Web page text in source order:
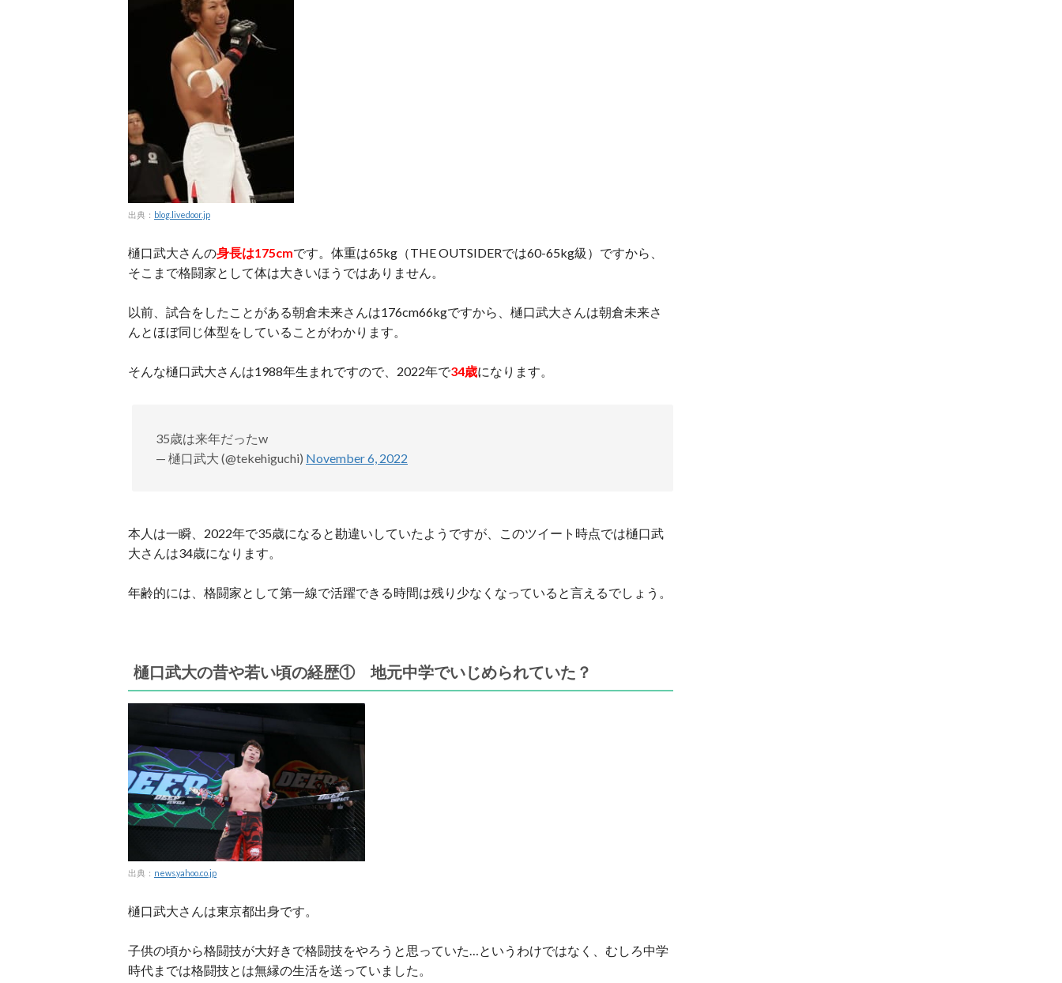
出典： blog.livedoor.jp
樋口武大さんの身長は175cmです。体重は65kg（THE OUTSIDERでは60-65kg級）ですから、
そこまで格闘家として体は大きいほうではありません。
以前、試合をしたことがある朝倉未来さんは176cm66kgですから、樋口武大さんは朝倉未来さ
んとほぼ同じ体型をしていることがわかります。
そんな樋口武大さんは1988年生まれですので、2022年で34歳になります。
35歳は来年だったw
— 樋口武大 (@tekehiguchi) November 6, 2022
本人は一瞬、2022年で35歳になると勘違いしていたようですが、このツイート時点では樋口武
大さんは34歳になります。
年齢的には、格闘家として第一線で活躍できる時間は残り少なくなっていると言えるでしょう。
樋口武大の昔や若い頃の経歴① 地元中学でいじめられていた？
出典： news.yahoo.co.jp
樋口武大さんは東京都出身です。
子供の頃から格闘技が大好きで格闘技をやろうと思っていた…というわけではなく、むしろ中学
時代までは格闘技とは無縁の生活を送っていました。